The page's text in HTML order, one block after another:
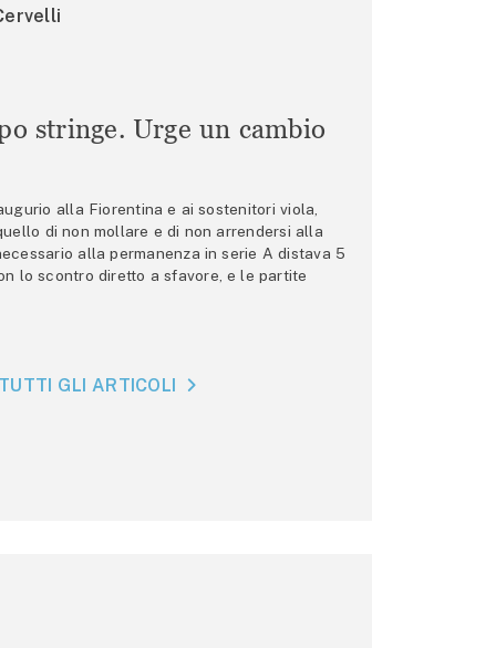
stringe. Urge un cambio
alla Fiorentina e ai sostenitori viola,
di non mollare e di non arrendersi alla
alla permanenza in serie A distava 5
lo scontro diretto a sfavore, e le partite
GLI ARTICOLI